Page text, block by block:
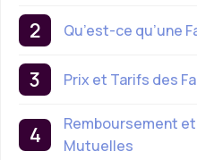
Qu’est-ce qu’une
Prix et Tarifs des
Remboursement
Mutuelles